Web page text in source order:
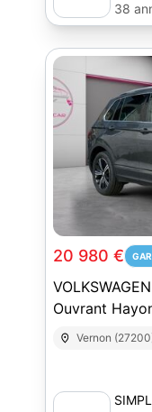
38
20 980 €
Ouvrant
Vernon